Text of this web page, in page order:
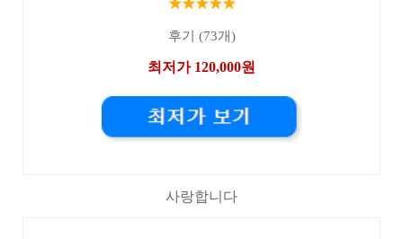
★★★★★
후기 (73개)
최저가 120,000원
사랑합니다